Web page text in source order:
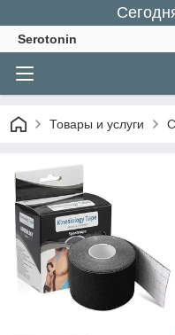
Serotonin
Товары и услуги